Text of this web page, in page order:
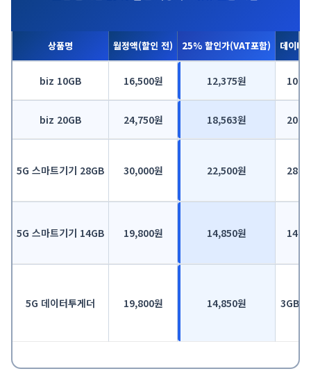
상품명 월정액(할인 전) 25% 할인가(VAT포함) 데이터/
biz 10GB 16,500원 12,375원
biz 20GB 24,750원 18,563원
5G 스마트기기 28GB 30,000원 22,500원
5G 스마트기기 14GB 19,800원 14,850원
5G 데이터투게더 19,800원 14,850원 3GB /